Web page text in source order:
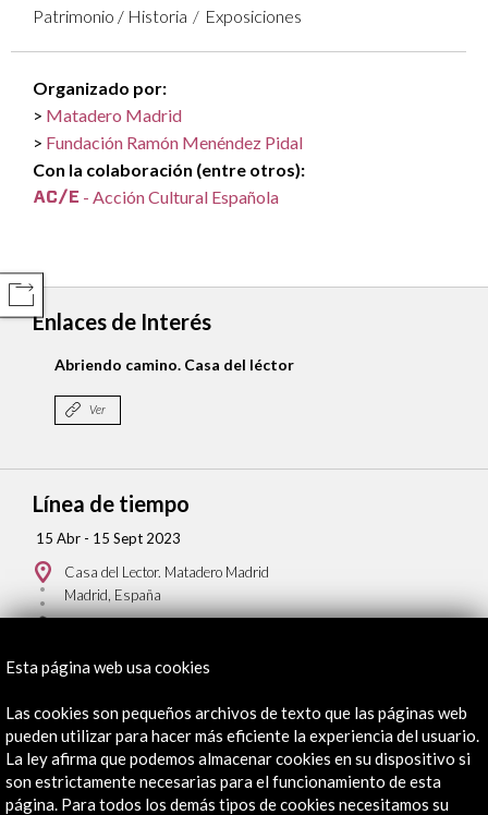
Patrimonio / Historia Exposiciones
Organizado por:
Matadero Madrid
Fundación Ramón Menéndez Pidal
Con la colaboración (entre otros):
- Acción Cultural Española
Enlaces de Interés
Abriendo camino. Casa del léctor
Ver
Línea de tiempo
15 Abr - 15 Sept 2023
Casa del Lector. Matadero Madrid
Madrid, España
Recibe las últimas NOVEDADES
Suscríbete a nuestro boletín digital Ver último boletín
Esta página web usa cookies
Las cookies son pequeños archivos de texto que las páginas web
pueden utilizar para hacer más eficiente la experiencia del usuario.
La ley afirma que podemos almacenar cookies en su dispositivo si
son estrictamente necesarias para el funcionamiento de esta
página. Para todos los demás tipos de cookies necesitamos su